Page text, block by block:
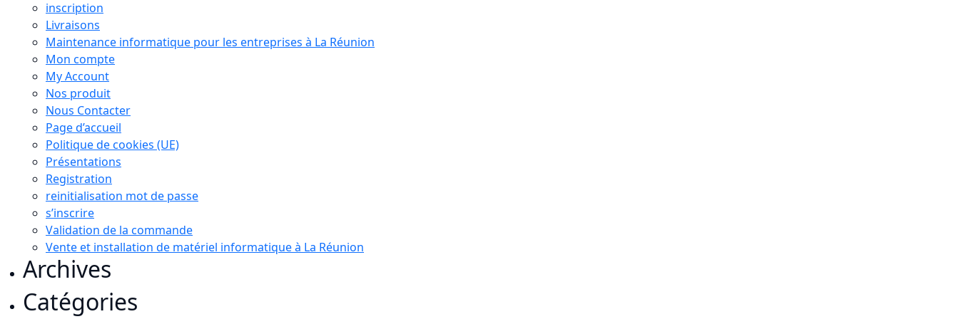
inscription
Livraisons
Maintenance informatique pour les entreprises à La Réunion
Mon compte
My Account
Nos produit
Nous Contacter
Page d’accueil
Politique de cookies (UE)
Présentations
Registration
reinitialisation mot de passe
s’inscrire
Validation de la commande
Vente et installation de matériel informatique à La Réunion
Archives
Catégories